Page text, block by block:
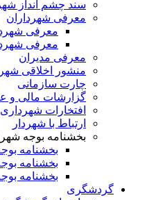
سند چشم انداز
معرفی شهرداران
معرفی
معرفی
معرفی مدیران
منشور اخلاقی
چارت سازمانی
گزارشات مالی و
افتخارات شهرداری
ارتباط با شهردار
بخشنامه بوجه
بخشنامه بوجه 1401
بخشنامه بوجه 1402
بخشنامه بوجه 1403
گردشگری